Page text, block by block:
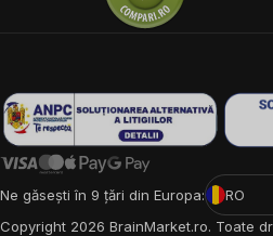
Ne găsești în 9 țări din Europa:
RO
Copyright 2026 BrainMarket.ro. Toate